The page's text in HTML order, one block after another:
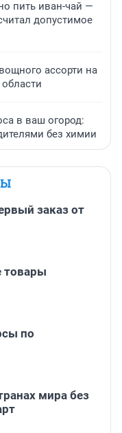
пить иван-чай —
допустимое
ассорти на
в ваш огород:
без химии
заказ от
товары
по
мира без